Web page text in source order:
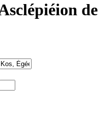
de